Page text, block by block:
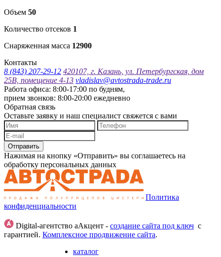
Объем 50
Количество отсеков 1
Снаряженная масса 12900
Контакты
8 (843) 207-29-12 420107, г. Казань, ул. Петербургская, дом
25В, помещение 4-13 vladislav@avtostrada-trade.ru
Работа офиса: 8:00-17:00 по будням,
прием звонков: 8:00-20:00 ежедневно
Обратная связь
Оставьте заявку и наш специалист свяжется с вами
Отправить
Нажимая на кнопку «Отправить» вы соглашаетесь на
обработку персональных данных
Политика
конфиденциальности
Digital-агентство аАкцент - создание сайта под ключ с
гарантией. Комплексное продвижение сайта.
каталог